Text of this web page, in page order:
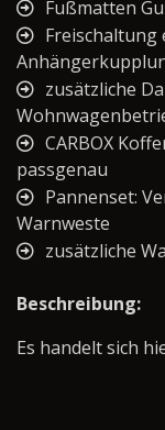
Fußmatten
zusätzliche
CARBOX
passgenau
Pannenset:
Warnweste
zusätzliche
Beschreibung:
Es handelt sich